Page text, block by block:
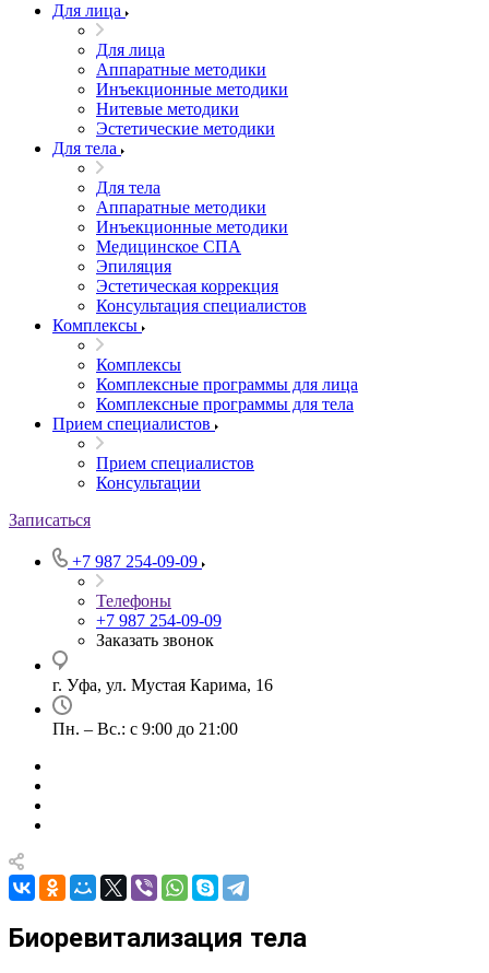
Для лица
Для лица
Аппаратные методики
Инъекционные методики
Нитевые методики
Эстетические методики
Для тела
Для тела
Аппаратные методики
Инъекционные методики
Медицинское СПА
Эпиляция
Эстетическая коррекция
Консультация специалистов
Комплексы
Комплексы
Комплексные программы для лица
Комплексные программы для тела
Прием специалистов
Прием специалистов
Консультации
Записаться
+7 987 254-09-09
Телефоны
+7 987 254-09-09
Заказать звонок
г. Уфа, ул. Мустая Карима, 16
Пн. – Вс.: с 9:00 до 21:00
Биоревитализация тела